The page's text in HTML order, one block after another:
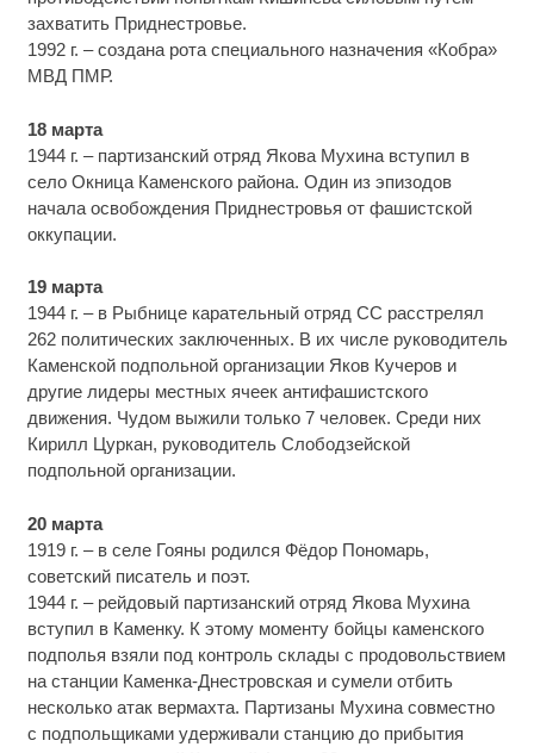
захватить Приднестровье.
1992 г. – создана рота специального назначения «Кобра»
МВД ПМР.
18 марта
1944 г. – партизанский отряд Якова Мухина вступил в
село Окница Каменского района. Один из эпизодов
начала освобождения Приднестровья от фашистской
оккупации.
19 марта
1944 г. – в Рыбнице карательный отряд СС расстрелял
262 политических заключенных. В их числе руководитель
Каменской подпольной организации Яков Кучеров и
другие лидеры местных ячеек антифашистского
движения. Чудом выжили только 7 человек. Среди них
Кирилл Цуркан, руководитель Слободзейской
подпольной организации.
20 марта
1919 г. – в селе Гояны родился Фёдор Пономарь,
советский писатель и поэт.
1944 г. – рейдовый партизанский отряд Якова Мухина
вступил в Каменку. К этому моменту бойцы каменского
подполья взяли под контроль склады с продовольствием
на станции Каменка-Днестровская и сумели отбить
несколько атак вермахта. Партизаны Мухина совместно
с подпольщиками удерживали станцию до прибытия